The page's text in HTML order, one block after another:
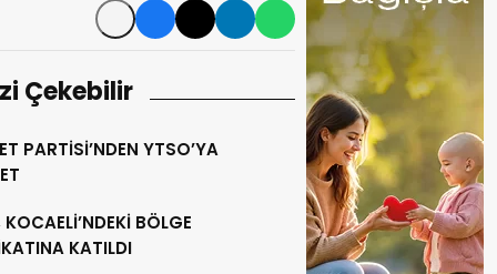
Çekebilir
PARTİSİ’NDEN YTSO’YA
KOCAELİ’NDEKİ BÖLGE
KATILDI